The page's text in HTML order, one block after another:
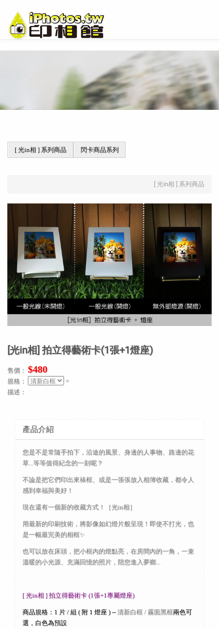
[ 光in相 ] 系列商品 閃卡商品系列
[ 光in相 ] 系列商品
[光in相] 拍立得藝術卡(1張+1燈座)
售價： $480
規格：
=
描述：
產品介紹
您是不是常隨手拍下，沿途的風景、身邊的人事物、路邊的花
草...等等值得紀念的一刻呢？
不論是把它們印出來裱框、或是一張張放入相簿收藏，都令人
感到幸福與美好！
現在還有一個新的收藏方式！［光in相］
用最新的印刷技術，將影像如幻燈片般呈現！即使不打光，也
是一幅最完美的相框✨
也可以放在床頭，把小框內的燈點亮，在房間內的一角，一束
溫暖的小光源、充滿回憶的照片，陪您進入夢鄉...
[ 光in相 ] 拍立得藝術卡 (1張+1專屬燈座)
商品規格：1 片 / 組 ( 附 1 燈座 ) --清新白框 / 霧面黑框兩色可
選，白色為預設